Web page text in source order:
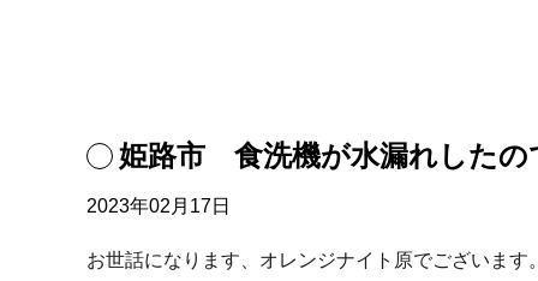
姫路市 食洗機が水漏れしたの
2023年02月17日
お世話になります、オレンジナイト原でございます